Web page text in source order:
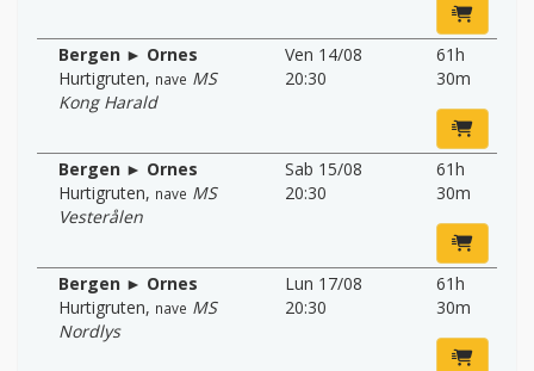
Bergen ► Ornes
Hurtigruten, nave MS
Kong Harald
Ven 14/08
20:30
61h
30m
Bergen ► Ornes
Hurtigruten, nave MS
Vesterålen
Sab 15/08
20:30
61h
30m
Bergen ► Ornes
Hurtigruten, nave MS
Nordlys
Lun 17/08
20:30
61h
30m